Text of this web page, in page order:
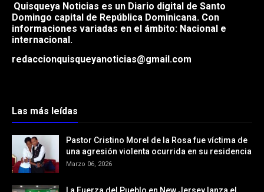
Quisqueya Noticias es un Diario digital de Santo
Domingo capital de República Dominicana. Con
informaciones variadas en el ámbito: Nacional e
internacional.
redaccionquisqueyanoticias@gmail.com
Las más leídas
Pastor Cristino Morel de la Rosa fue víctima de
una agresión violenta ocurrida en su residencia
Marzo 06, 2026